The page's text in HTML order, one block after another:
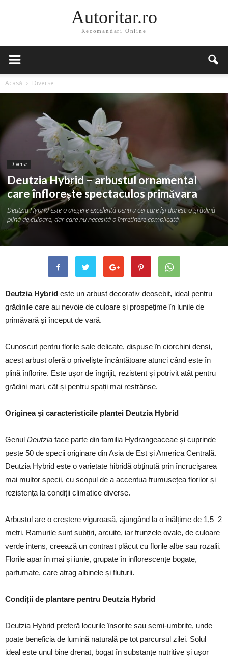
Autoritar.ro
Recomandari Online
Acasă Diverse
Diverse
Deutzia Hybrid – arbustul ornamental
care înflorește spectaculos primăvara
Deutzia Hybrid este o alegere excelentă pentru cei care își doresc o grădină
plină de culoare, dar care nu necesită o întreținere complicată
Deutzia Hybrid este un arbust decorativ deosebit, ideal pentru
grădinile care au nevoie de culoare și prospețime în lunile de
primăvară și început de vară.
Cunoscut pentru florile sale delicate, dispuse în ciorchini densi,
acest arbust oferă o priveliște încântătoare atunci când este în
plină înflorire. Este ușor de îngrijit, rezistent și potrivit atât pentru
grădini mari, cât și pentru spații mai restrânse.
Originea și caracteristicile plantei Deutzia Hybrid
Genul Deutzia face parte din familia Hydrangeaceae și cuprinde
peste 50 de specii originare din Asia de Est și America Centrală.
Deutzia Hybrid este o varietate hibridă obținută prin încrucișarea
mai multor specii, cu scopul de a accentua frumusețea florilor și
rezistența la condiții climatice diverse.
Arbustul are o creștere viguroasă, ajungând la o înălțime de 1,5–2
metri. Ramurile sunt subțiri, arcuite, iar frunzele ovale, de culoare
verde intens, creează un contrast plăcut cu florile albe sau rozalii.
Florile apar în mai și iunie, grupate în inflorescențe bogate,
parfumate, care atrag albinele și fluturii.
Condiții de plantare pentru Deutzia Hybrid
Deutzia Hybrid preferă locurile însorite sau semi-umbrite, unde
poate beneficia de lumină naturală pe tot parcursul zilei. Solul
ideal este unul bine drenat, bogat în substanțe nutritive și ușor